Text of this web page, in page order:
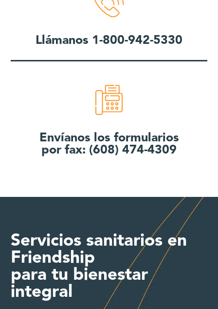
Llámanos 1-800-942-5330
Envíanos los formularios
por fax: (608) 474-4309
Servicios sanitarios en
Friendship
para tu bienestar
integral